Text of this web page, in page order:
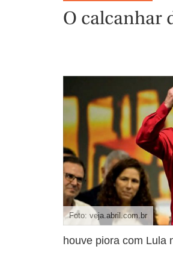
O calcanhar
Foto: veja.abril.com.br
houve piora com Lula